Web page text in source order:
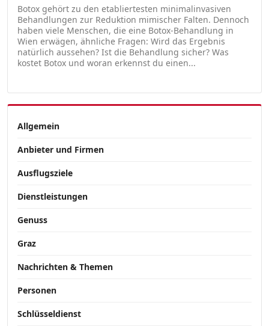
Botox gehört zu den etabliertesten minimalinvasiven
Behandlungen zur Reduktion mimischer Falten. Dennoch
haben viele Menschen, die eine Botox-Behandlung in
Wien erwägen, ähnliche Fragen: Wird das Ergebnis
natürlich aussehen? Ist die Behandlung sicher? Was
kostet Botox und woran erkennst du einen...
Allgemein
Anbieter und Firmen
Ausflugsziele
Dienstleistungen
Genuss
Graz
Nachrichten & Themen
Personen
Schlüsseldienst